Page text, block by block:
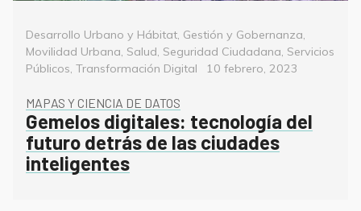
Categorías
Desarrollo Urbano y Hábitat, Gestión y Gobernanza,
Movilidad Urbana, Salud, Seguridad Ciudadana, Servicios
Públicos, Transformación Digital
Posted
10 febrero, 2023
MAPAS Y CIENCIA DE DATOS
Gemelos digitales: tecnología del
futuro detrás de las ciudades
inteligentes